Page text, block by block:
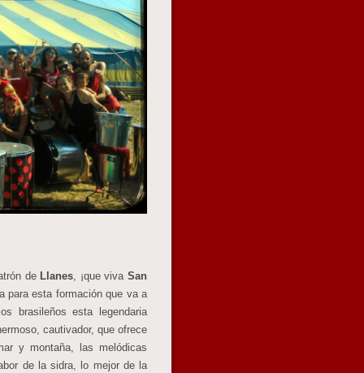
de Llanes, ¡que vivaSan
para esta formación que va a
brasileños esta legendaria
cautivador, que ofrece
y montaña, las melódicas
de la sidra, lo mejor de la